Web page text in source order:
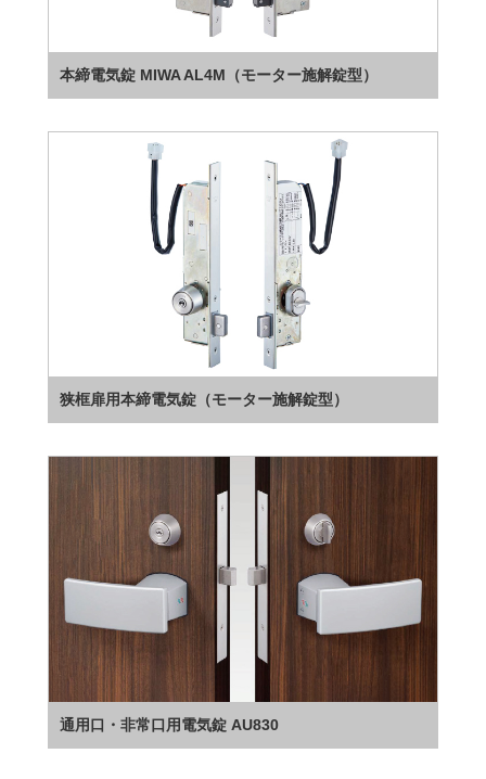
本締電気錠 MIWA AL4M（モーター施解錠型）
狭框扉用本締電気錠（モーター施解錠型）
通用口・非常口用電気錠 AU830